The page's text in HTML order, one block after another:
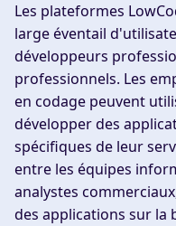
Les plateformes
large éventail
développeurs
professionnels. Les
en codage peuvent
développer des
spécifiques de leur
entre les équipes
analystes
des applications sur la